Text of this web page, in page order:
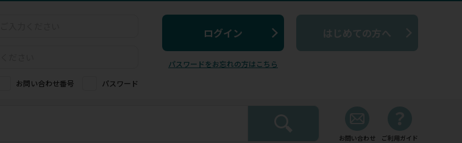
お問い合わせ番号 パスワード
パスワードをお忘れの方はこちら
はじめての方へ
お問い合わせ ご利用ガイド